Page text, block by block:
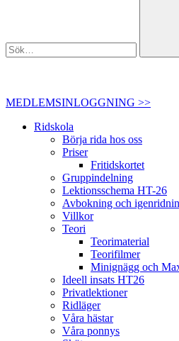
MEDLEMSINLOGGNING >>
Ridskola
Börja rida hos oss
Priser
Fritidskortet
Gruppindelning
Lektionsschema HT-26
Avbokning och
Villkor
Teori
Teorimaterial
Teorifilmer
Minignägg och
Ideell insats HT26
Privatlektioner
Ridläger
Våra hästar
Våra ponnys